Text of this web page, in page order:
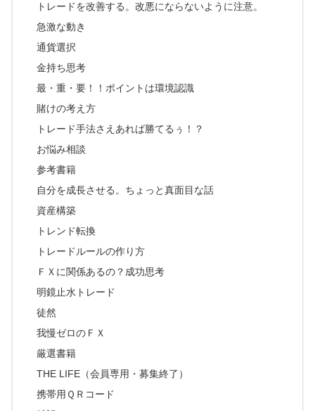
トレードを改善する。改悪にならないように注意。
急激な動き
通貨選択
金持ち思考
最・重・要！！ポイントは環境認識
賭けの考え方
トレード手法さえあれば勝てるぅ！？
お悩み相談
参考書籍
自分を成長させる。ちょっと真面目な話
資産構築
トレンド転換
トレードルールの作り方
ＦＸに関係あるの？成功思考
明鏡止水トレード
徒然
我慢ゼロのＦＸ
厳選書籍
THE LIFE（会員専用・募集終了）
携帯用ＱＲコード